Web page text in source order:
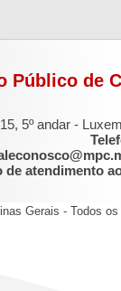
Público de
5º andar -
de atendimento
Gerais - Todos